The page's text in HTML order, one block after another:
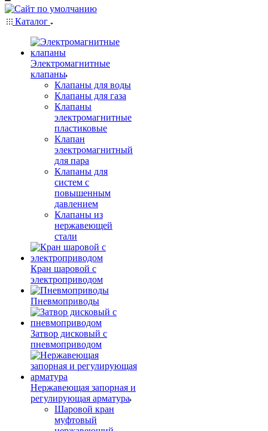
Каталог
Электромагнитные
клапаны
Клапаны для воды
Клапаны для газа
Клапаны
электромагнитные
пластиковые
Клапан
электромагнитный
для пара
Клапаны для
систем с
повышенным
давлением
Клапаны из
нержавеющей
стали
Кран шаровой с
электроприводом
Пневмоприводы
Затвор дисковый с
пневмоприводом
Нержавеющая запорная и
регулирующая арматура
Шаровой кран
муфтовый